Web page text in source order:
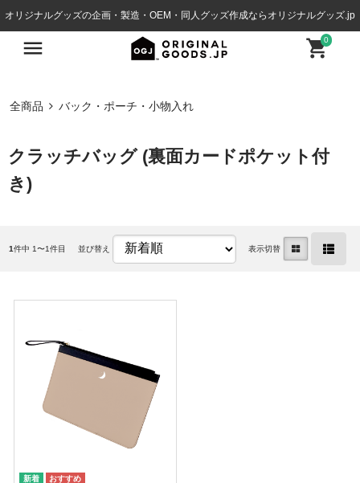
オリジナルグッズの企画・製造・OEM・同人グッズ作成ならオリジナルグッズ.jp
0
全商品 バック・ポーチ・小物入れ
クラッチバッグ (裏面カードポケット付
き)
1件中 1〜1件目 並び替え 表示切替